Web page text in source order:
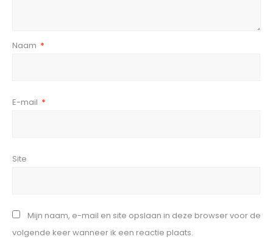
Naam *
E-mail *
Site
Mijn naam, e-mail en site opslaan in deze browser voor de
volgende keer wanneer ik een reactie plaats.